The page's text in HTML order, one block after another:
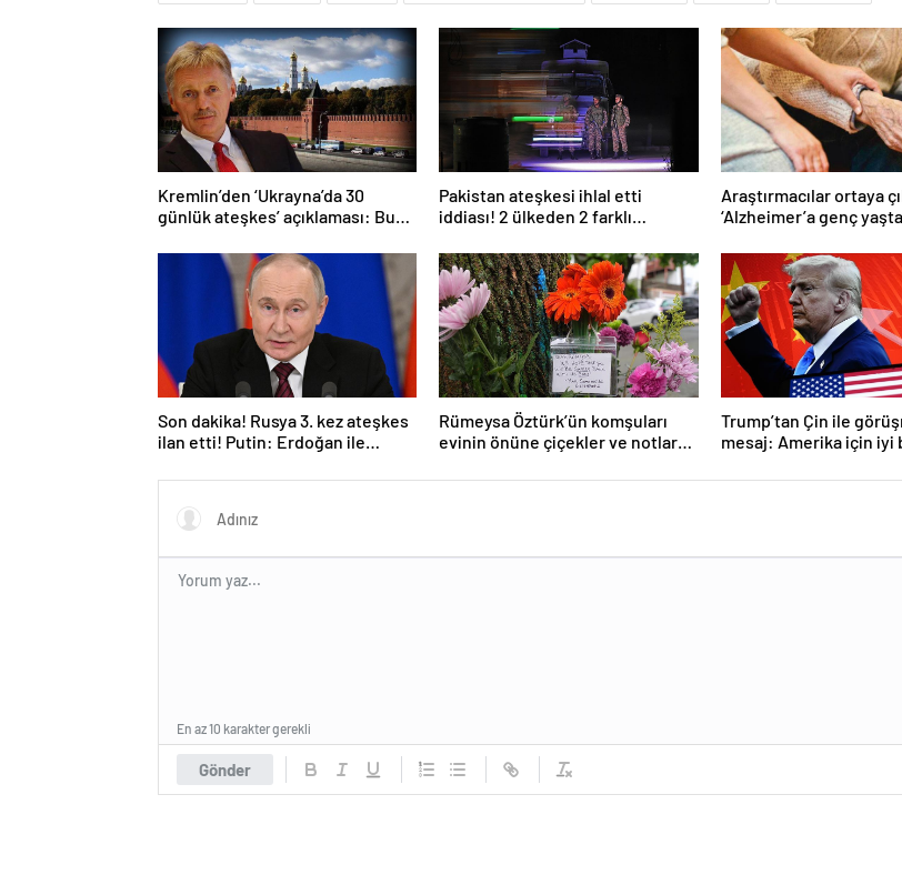
Kremlin’den ‘Ukrayna’da 30
günlük ateşkes’ açıklaması: Bunu
Pakistan ateşkesi ihlal etti
iddiası! 2 ülkeden 2 farklı
Araştırmacılar ortaya
‘Alzheimer’a genç yaşta
Son dakika! Rusya 3. kez ateşkes
ilan etti! Putin: Erdoğan ile
Rümeysa Öztürk’ün komşuları
evinin önüne çiçekler ve notlar
Trump’tan Çin ile
mesaj: Amerika için iyi
Gönder
En az 10 karakter gerekli